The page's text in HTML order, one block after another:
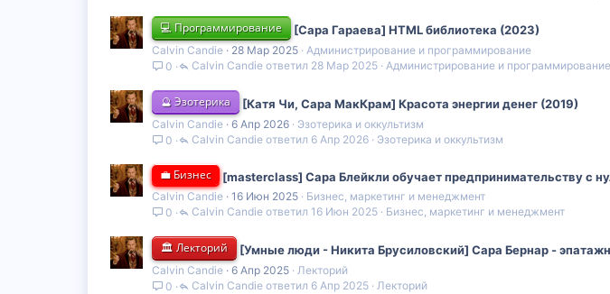
💻 Программирование [Сара Гараева] HTML библиотека (2023)
Calvin Candie 28 Мар 2025 Администрирование и программирование
0
Администрирование и программирование
28 Мар 2025
Calvin Candie
🔮 Эзотерика [Катя Чи, Сара МакКрам] Красота энергии денег (2019)
Calvin Candie 6 Апр 2026
Эзотерика и оккультизм
0
Эзотерика и оккультизм
6 Апр 2026
Calvin Candie
💼 Бизнес [masterclass] Сара Блейкли обучает предпринимательству с
Calvin Candie 16 Июн 2025
Бизнес, маркетинг и менеджмент
0
Бизнес, маркетинг и менеджмент
16 Июн 2025
Calvin Candie
🏛️ Лекторий [Умные люди - Никита Брусиловский] Сара Бернар -
Calvin Candie 6 Апр 2025 Лекторий
0
Лекторий
6 Апр 2025
Calvin Candie